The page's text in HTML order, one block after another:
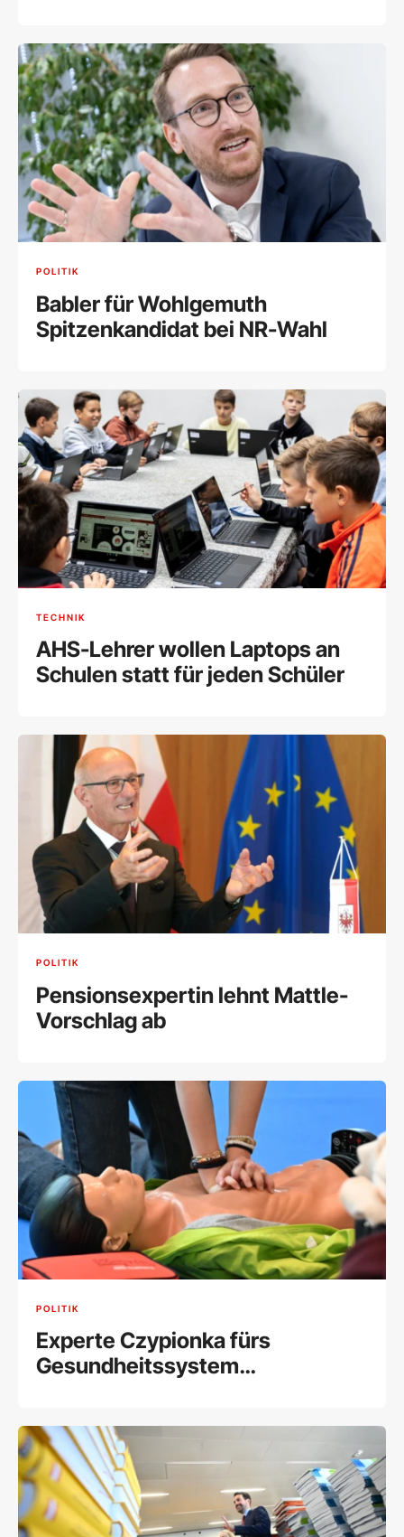
POLITIK
Babler für Wohlgemuth
Spitzenkandidat bei NR-Wahl
TECHNIK
AHS-Lehrer wollen Laptops an
Schulen statt für jeden Schüler
POLITIK
Pensionsexpertin lehnt Mattle-
Vorschlag ab
POLITIK
Experte Czypionka fürs
Gesundheitssystem